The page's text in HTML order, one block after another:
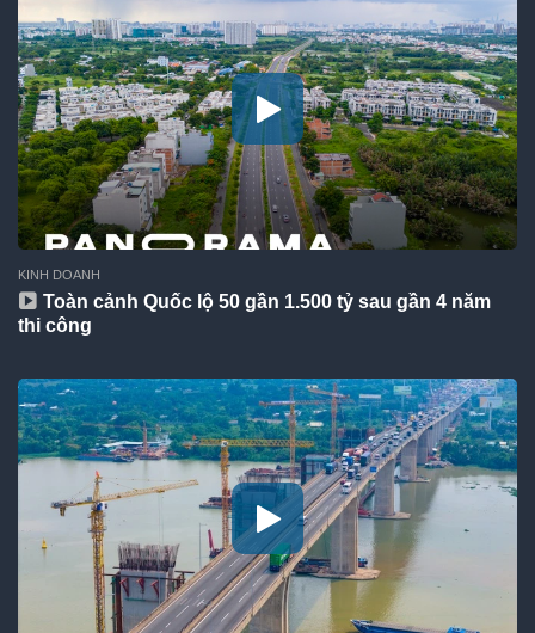
KINH DOANH
Toàn cảnh Quốc lộ 50 gần 1.500 tỷ sau gần 4 năm
thi công